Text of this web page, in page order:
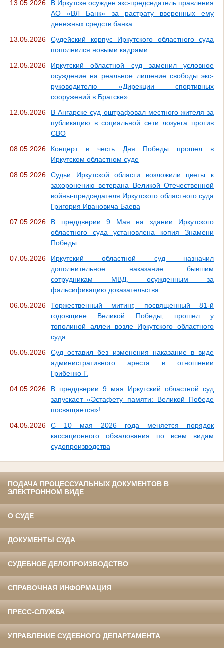
13.05.2026
В Иркутске осужден экс-председатель правления
АО «ВЛ Банк» за растрату вверенных ему
денежных средств банка
13.05.2026
Судейский корпус Иркутского областного суда
пополнился новыми кадрами
12.05.2026
Иркутский областной суд заменил условное
осуждение на реальное лишение свободы экс-
руководителю «Дирекции спортивных
сооружений в Братске»
12.05.2026
В Ангарске суд оштрафовал местного жителя за
публикацию в социальной сети лозунга против
СВО
08.05.2026
Концерт в честь Дня Победы прошел в
Иркутском областном суде
08.05.2026
Судьи Иркутской области возложили цветы к
захоронению ветерана Великой Отечественной
войны-председателя Иркутского областного суда
Григория Ивановича Баева
07.05.2026
В преддверии 9 Мая на здании Иркутского
областного суда установлена копия Знамени
Победы
07.05.2026
Иркутский областной суд назначил
дополнительное наказание бывшим
сотрудникам МВД, осужденным за
фальсификацию доказательства
06.05.2026
Торжественный митинг, посвященный 81-й
годовщине Великой Победы, прошел у
тополиной аллеи возле Иркутского областного
суда
05.05.2026
Суд оставил без изменения наказание в виде
административного ареста в отношении
Грибенко Г.
04.05.2026
В преддверии 9 мая Иркутский областной суд
запускает «Эстафету памяти: Великой Победе
посвящается»!
04.05.2026
С 10 мая 2026 года меняется порядок
кассационного обжалования по всем видам
судопроизводства
ПОДАЧА ПРОЦЕССУАЛЬНЫХ ДОКУМЕНТОВ В
ЭЛЕКТРОННОМ ВИДЕ
О СУДЕ
ДОКУМЕНТЫ СУДА
СУДЕБНОЕ ДЕЛОПРОИЗВОДСТВО
СПРАВОЧНАЯ ИНФОРМАЦИЯ
ПРЕСС-СЛУЖБА
УПРАВЛЕНИЕ СУДЕБНОГО ДЕПАРТАМЕНТА